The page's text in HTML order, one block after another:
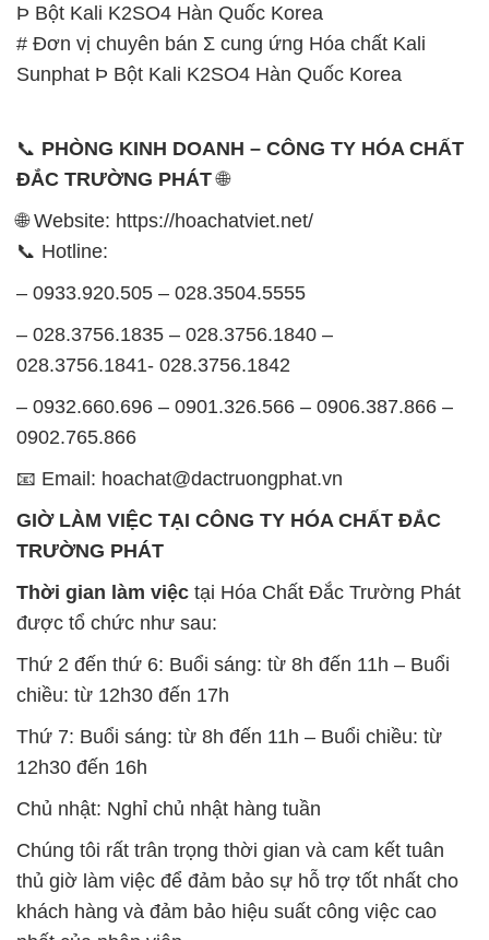
📞PHÒNG KINH DOANH – CÔNG TY HÓA CHẤT
ĐẮC TRƯỜNG PHÁT🌐
🌐 Website: https://hoachatviet.net/
– 0933.920.505 – 028.3504.5555
028.3756.1841- 028.3756.1842
0902.765.866
📧 Email: hoachat@dactruongphat.vn
TRƯỜNG PHÁT
được tổ chức như sau:
Thứ 2 đến thứ 6: Buổi sáng: từ 8h đến 11h – Buổi
chiều: từ 12h30 đến 17h
Thứ 7: Buổi sáng: từ 8h đến 11h – Buổi chiều: từ
12h30 đến 16h
Chủ nhật: Nghỉ chủ nhật hàng tuần
thủ giờ làm việc để đảm bảo sự hỗ trợ tốt nhất cho
khách hàng và đảm bảo hiệu suất công việc cao
nhất của nhân viên.
BẢN ĐỒ MAP TẠI CÔNG TY HÓA CHẤT ĐẮC
TRƯỜNG PHÁT
ĐỊA CHỈ: 1229C Quốc lộ 1A, Phường Bình Trị